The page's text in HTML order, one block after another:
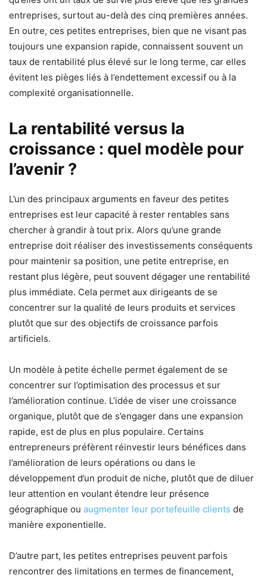
entreprises, surtout au-delà des cinq premières années.
En outre, ces petites entreprises, bien que ne visant pas
toujours une expansion rapide, connaissent souvent un
taux de rentabilité plus élevé sur le long terme, car elles
évitent les pièges liés à l’endettement excessif ou à la
complexité organisationnelle.
La rentabilité versus la
croissance : quel modèle pour
l’avenir ?
L’un des principaux arguments en faveur des petites
entreprises est leur capacité à rester rentables sans
chercher à grandir à tout prix. Alors qu’une grande
entreprise doit réaliser des investissements conséquents
pour maintenir sa position, une petite entreprise, en
restant plus légère, peut souvent dégager une rentabilité
plus immédiate. Cela permet aux dirigeants de se
concentrer sur la qualité de leurs produits et services
plutôt que sur des objectifs de croissance parfois
artificiels.
Un modèle à petite échelle permet également de se
concentrer sur l’optimisation des processus et sur
l’amélioration continue. L’idée de viser une croissance
organique, plutôt que de s’engager dans une expansion
rapide, est de plus en plus populaire. Certains
entrepreneurs préfèrent réinvestir leurs bénéfices dans
l’amélioration de leurs opérations ou dans le
développement d’un produit de niche, plutôt que de diluer
leur attention en voulant étendre leur présence
géographique ou augmenter leur portefeuille clients de
manière exponentielle.
D’autre part, les petites entreprises peuvent parfois
rencontrer des limitations en termes de financement,